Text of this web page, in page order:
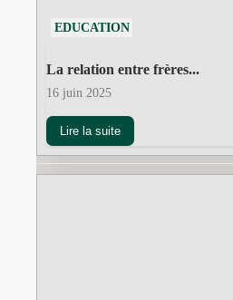
EDUCATION
La relation entre frères...
16 juin 2025
Lire la suite